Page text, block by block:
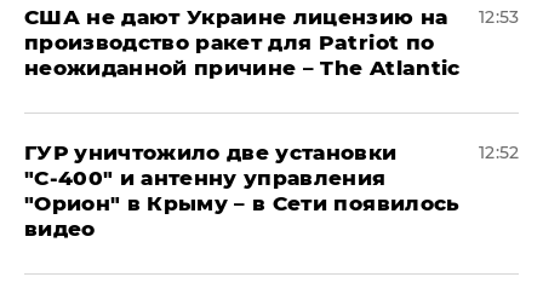
США не дают Украине лицензию на
производство ракет для Patriot по
неожиданной причине – The Atlantic
12:53
ГУР уничтожило две установки
"С‑400" и антенну управления
"Орион" в Крыму – в Сети появилось
видео
12:52